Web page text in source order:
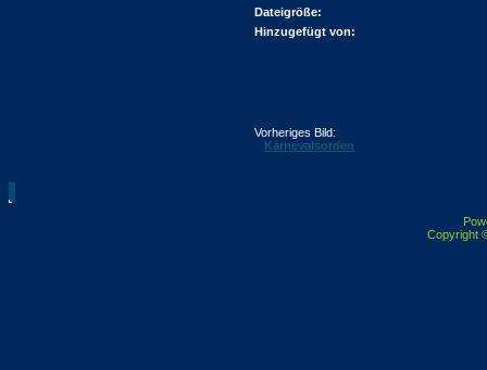
Dateigröße:
Hinzugefügt von:
Vorheriges Bild:
Karnevalsorden
Copyright